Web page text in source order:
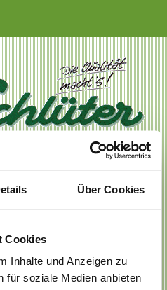
Über Cookies
Cookies
Inhalte und Anzeigen zu
für soziale Medien anbieten